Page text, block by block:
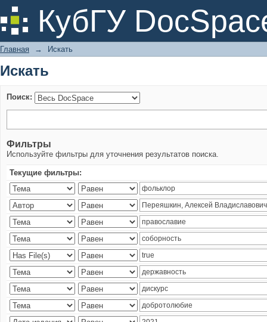
КубГУ
Искать
Главная → Искать
Искать
Поиск:
Фильтры
Используйте фильтры для уточнения результатов поиска.
Текущие фильтры: